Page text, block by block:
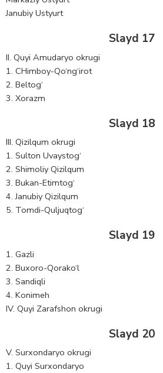
Janubiy Ustyurt
Slayd 17
II. Quyi Amudaryo okrugi
1. CHimboy-Qo‘ng‘irot
2. Beltog‘
3. Xorazm
Slayd 18
III. Qizilqum okrugi
1. Sulton Uvaystog‘
2. Shimoliy Qizilqum
3. Bukan-Etimtog‘
4. Janubiy Qizilqum
5. Tomdi-Quljuqtog‘
Slayd 19
1. Gazli
2. Buxoro-Qorako‘l
3. Sandiqli
4. Konimeh
IV. Quyi Zarafshon okrugi
Slayd 20
V. Surxondaryo okrugi
1. Quyi Surxondaryo